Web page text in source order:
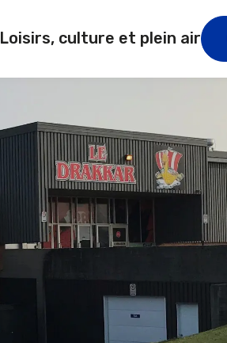
Loisirs, culture et plein air